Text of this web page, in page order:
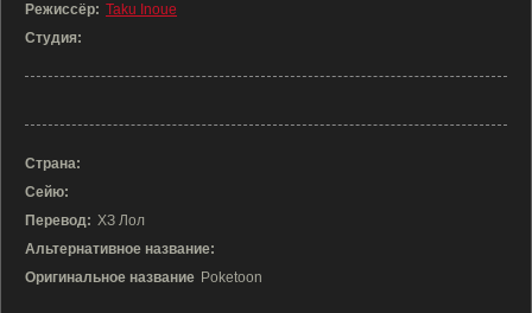
Режиссёр: Taku Inoue
Студия:
Страна:
Сейю:
Перевод: ХЗ Лол
Альтернативное название:
Оригинальное название Poketoon